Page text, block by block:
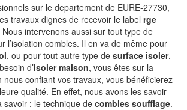
sur le departement de EURE-27730,
travaux dignes de recevoir le label rge
Nous intervenons aussi sur tout type de
l’isolation combles. Il en va de même pour
, ou pour tout autre type de surface isoler.
d’isoler maison, vous êtes sur la
nous confiant vos travaux, vous bénéficierez
qualité. En effet, nous avons les savoir-
savoir : le technique de combles soufflage.